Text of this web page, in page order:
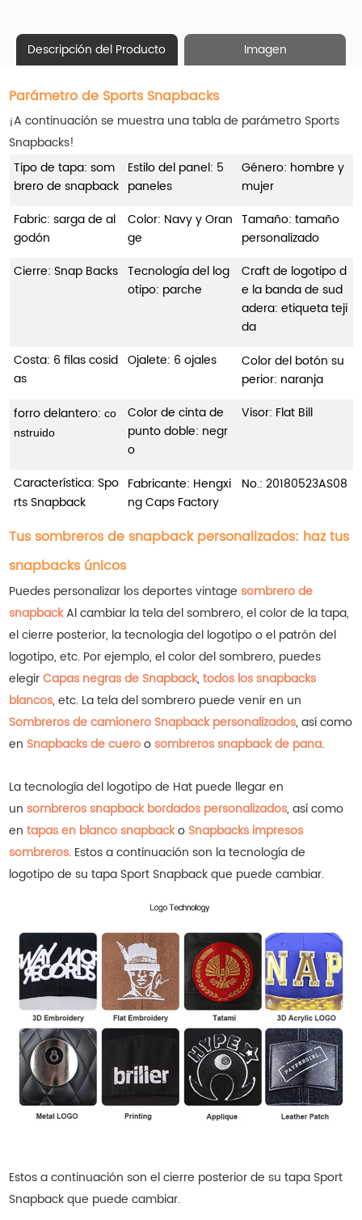
Descripción del Producto Imagen
Parámetro de Sports Snapbacks
¡A continuación se muestra una tabla de parámetro Sports
Snapbacks!
Tipo de tapa: som
brero de snapback
Estilo del panel: 5
paneles
Género: hombre y
mujer
Fabric: sarga de al
godón
Color: Navy y Oran
ge
Tamaño: tamaño
personalizado
Cierre: Snap Backs Tecnología del log
otipo: parche
Craft de logotipo d
e la banda de sud
adera: etiqueta teji
da
Costa: 6 filas cosid
as
Ojalete: 6 ojales
Color del botón su
perior: naranja
forro delantero: co
nstruido
Color de cinta de
punto doble: negr
o
Visor: Flat Bill
Característica: Spo
rts Snapback
Fabricante: Hengxi
ng Caps Factory
No.: 20180523AS08
Tus sombreros de snapback personalizados: haz tus
snapbacks únicos
Puedes personalizar los deportes vintage sombrero de
snapbackAl cambiar la tela del sombrero, el color de la tapa,
el cierre posterior, la tecnología del logotipo o el patrón del
logotipo, etc. Por ejemplo, el color del sombrero, puedes
elegirCapas negras de Snapback,todos los snapbacks
blancos, etc. La tela del sombrero puede venir en un
Sombreros de camionero Snapback personalizados, así como
en Snapbacks de cueroo sombreros snapback de pana.
La tecnología del logotipo de Hat puede llegar en
un sombreros snapback bordados personalizados, así como
entapas en blanco snapbacko Snapbacks impresos
sombreros. Estos a continuación son la tecnología de
logotipo de su tapa Sport Snapback que puede cambiar.
Estos a continuación son el cierre posterior de su tapa Sport
Snapback que puede cambiar.